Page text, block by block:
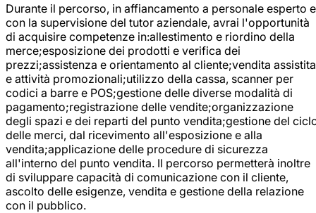
Durante il percorso, in affiancamento a personale esperto e
con la supervisione del tutor aziendale, avrai l'opportunità
di acquisire competenze in:allestimento e riordino della
merce;esposizione dei prodotti e verifica dei
prezzi;assistenza e orientamento al cliente;vendita assistita
e attività promozionali;utilizzo della cassa, scanner per
codici a barre e POS;gestione delle diverse modalità di
pagamento;registrazione delle vendite;organizzazione
degli spazi e dei reparti del punto vendita;gestione del
delle merci, dal ricevimento all'esposizione e alla
vendita;applicazione delle procedure di sicurezza
all'interno del punto vendita. Il percorso permetterà inoltre
di sviluppare capacità di comunicazione con il cliente,
ascolto delle esigenze, vendita e gestione della relazione
con il pubblico.